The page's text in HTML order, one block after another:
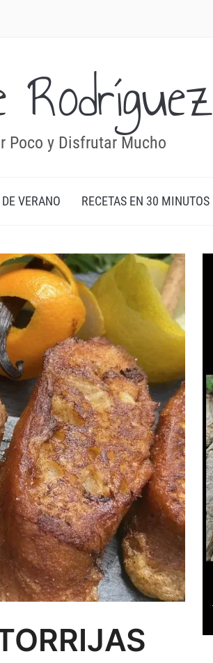
Rodríguez
Poco y Disfrutar Mucho
VERANO RECETAS EN 30 MINUTOS